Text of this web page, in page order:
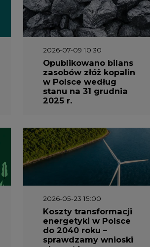
2026-07-09 10:30
Opublikowano bilans
zasobów złóż kopalin
w Polsce według
stanu na 31 grudnia
2025 r.
Koszty transformacji
energetyki w Polsce
do 2040 roku –
sprawdzamy wnioski
ekspertów